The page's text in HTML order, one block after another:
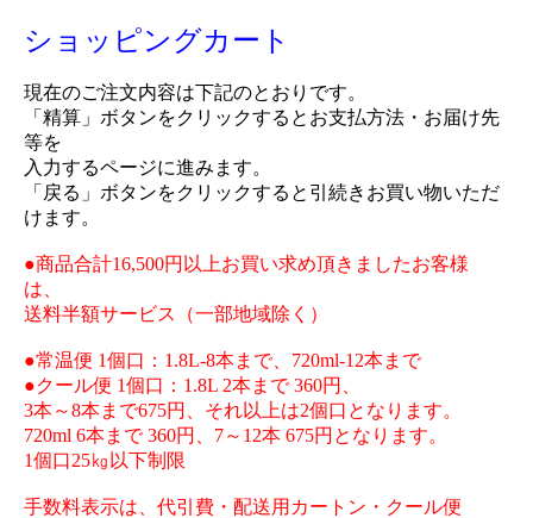
ショッピングカート
現在のご注文内容は下記のとおりです。
「精算」ボタンをクリックするとお支払方法・お届け先
等を
入力するページに進みます。
「戻る」ボタンをクリックすると引続きお買い物いただ
けます。
●商品合計16,500円以上お買い求め頂きましたお客様
は、
送料半額サービス（一部地域除く）
●常温便 1個口：1.8L-8本まで、720ml-12本まで
●クール便 1個口：1.8L 2本まで 360円、
3本～8本まで675円、それ以上は2個口となります。
720ml 6本まで 360円、7～12本 675円となります。
1個口25㎏以下制限
手数料表示は、代引費・配送用カートン・クール便